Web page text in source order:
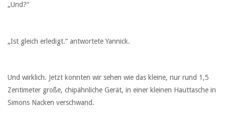
„Und?“
„Ist gleich erledigt.“ antwortete Yannick.
Und wirklich. Jetzt konnten wir sehen wie das kleine, nur rund 1,5
Zentimeter große, chipähnliche Gerät, in einer kleinen Hauttasche in
Simons Nacken verschwand.